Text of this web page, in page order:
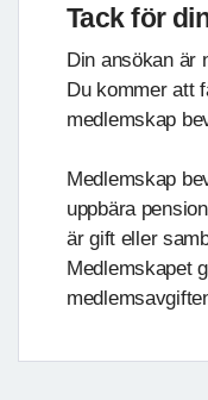
Tack för
Din ansökan är
Du kommer att
medlemskap
Medlemskap
uppbära
är gift eller
Medlemskapet